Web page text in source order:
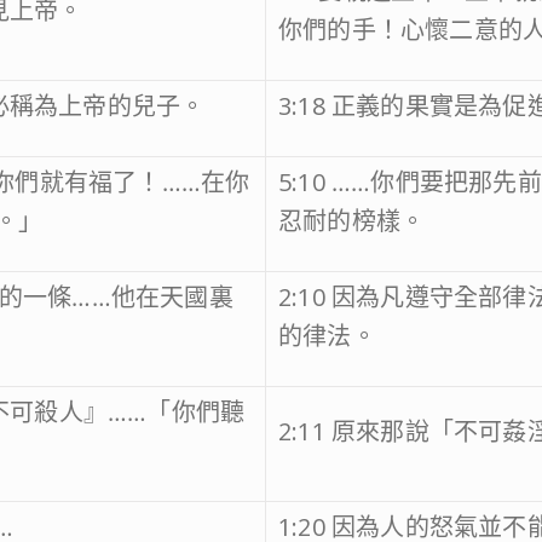
帝。
你們的手！心懷二意的
為上帝的兒子。 3:18 正義的果實是為促
們就有福了！……在你
5:10 ……你們要把那先
忍耐的榜樣。
一條……他在天國裏
2:10 因為凡遵守全部律
的律法。
可殺人』……「你們聽
2:11 原來那說「不可
1:20 因為人的怒氣並不